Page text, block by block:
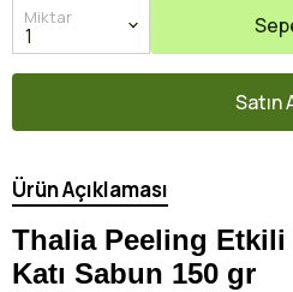
Miktar
Satın
Ürün Açıklaması
Thalia Peeling
Katı Sabun 150 gr